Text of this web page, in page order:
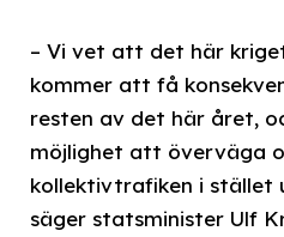
– Vi vet att det här
kommer att få
resten av det här året,
möjlighet att överväga
kollektivtrafiken i stället
säger statsminister Ulf